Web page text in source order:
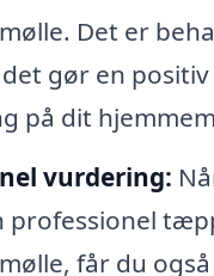
Det er
gør en positiv
på dit
vurdering:
professionel
får du